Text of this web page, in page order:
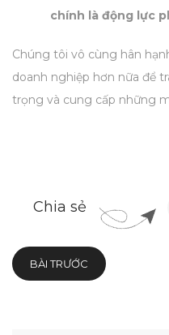
chính là động lực
Chúng tôi vô cùng hân
doanh nghiệp hơn nữa để
trọng và cung cấp những
Chia sẻ
BÀI TRƯỚC